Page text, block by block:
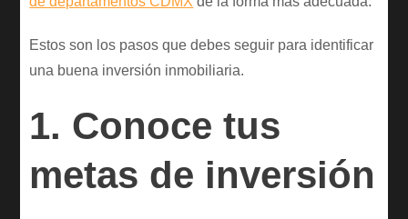
Estos son los pasos que debes seguir para identificar
una buena inversión inmobiliaria.
1. Conoce tus
metas de inversión